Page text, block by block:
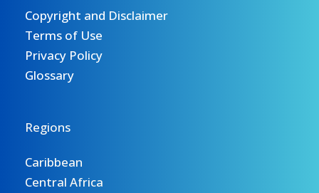
Copyright and Disclaimer
Terms of Use
Privacy Policy
Glossary
Regions
Caribbean
Central Africa